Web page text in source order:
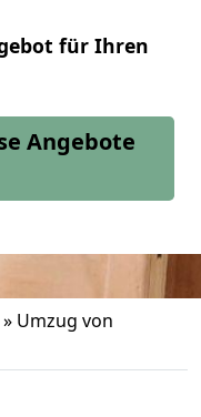
für Ihren
Angebote
» Umzug von